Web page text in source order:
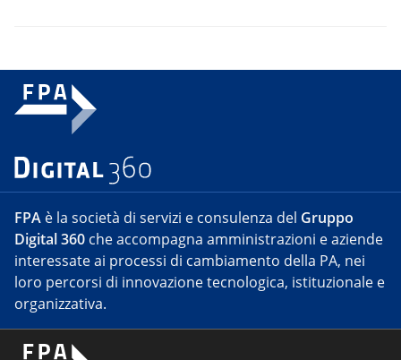
FPA è la società di servizi e consulenza del Gruppo
Digital 360 che accompagna amministrazioni e aziende
interessate ai processi di cambiamento della PA, nei
loro percorsi di innovazione tecnologica, istituzionale e
organizzativa.